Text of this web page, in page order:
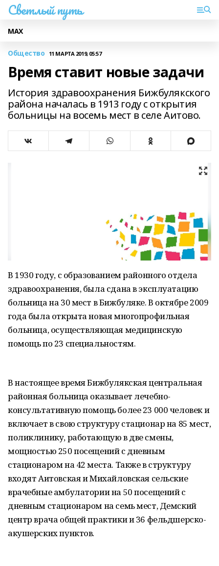
Светлый путь
МАХ
Общество 11 МАРТА 2019, 05:57
Время ставит новые задачи
История здравоохранения Бижбулякского
района началась в 1913 году с открытия
больницы на восемь мест в селе Аитово.
В 1930 году, с образованием районного отдела
здравоохранения, была сдана в эксплуатацию
больница на 30 мест в Бижбуляке. В октябре 2009
года была открыта новая многопрофильная
больница, осуществляющая медицинскую
помощь по 23 специальностям.
В настоящее время Бижбулякская центральная
районная больница оказывает лечебно-
консультативную помощь более 23 000 человек и
включает в свою структуру стационар на 85 мест,
поликлинику, работающую в две смены,
мощностью 250 посещений с дневным
стационаром на 42 места. Также в структуру
входят Аитовская и Михайловская сельские
врачебные амбулатории на 50 посещений с
дневным стационаром на семь мест, Демский
центр врача общей практики и 36 фельдшерско-
акушерских пунктов.